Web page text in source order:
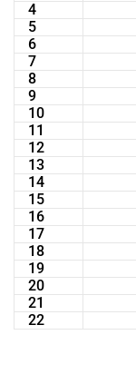
4
5
6
7
8
9
10
11
12
13
14
15
16
17
18
19
20
21
22